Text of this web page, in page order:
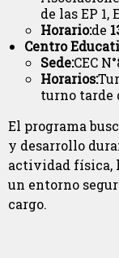
de las EP 1,
Horario:de
Centro
Sede:CEC
Horarios:
turno tarde
El programa
y desarrollo
actividad física,
un entorno
cargo.